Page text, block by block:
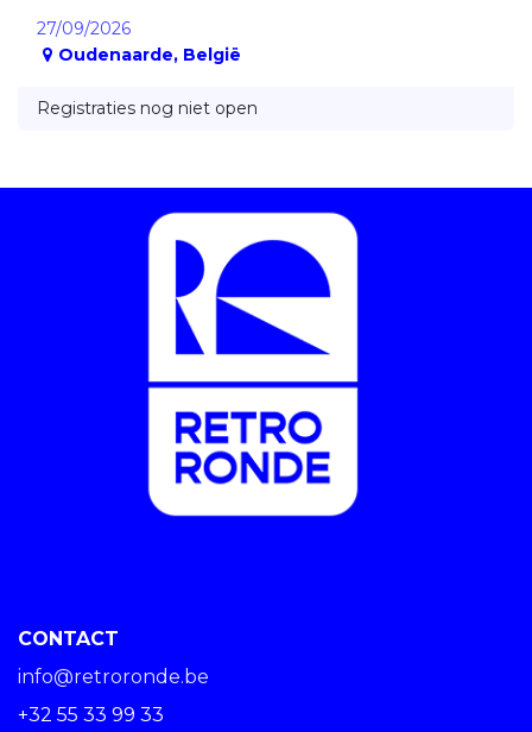
27/09/2026
Oudenaarde, België
Registraties nog niet open
CONTACT
info@retroronde.be
+32 55 33 99 33